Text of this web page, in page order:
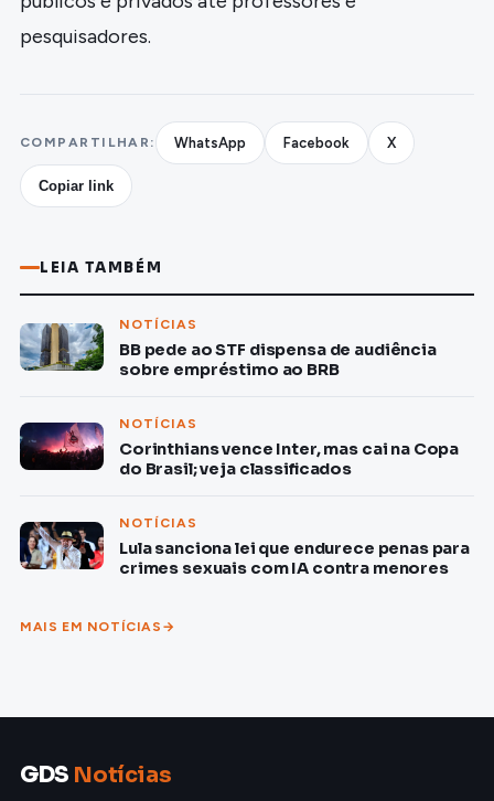
pesquisadores.
COMPARTILHAR: WhatsApp Facebook X
Copiar link
LEIA TAMBÉM
NOTÍCIAS
BB pede ao STF dispensa de audiência
sobre empréstimo ao BRB
NOTÍCIAS
Corinthians vence Inter, mas cai na Copa
do Brasil; veja classificados
NOTÍCIAS
Lula sanciona lei que endurece penas para
crimes sexuais com IA contra menores
MAIS EM NOTÍCIAS
GDS Notícias